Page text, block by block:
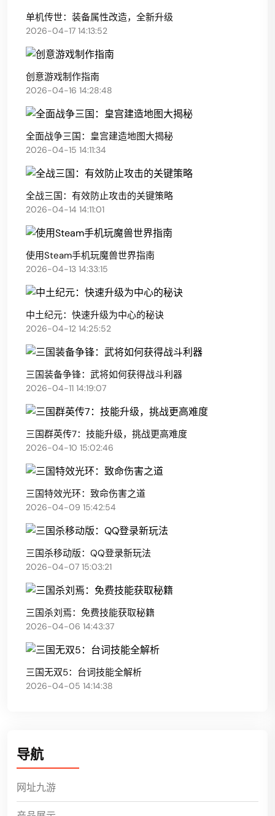
单机传世：装备属性改造，全新升级
2026-04-17 14:13:52
创意游戏制作指南
2026-04-16 14:28:48
全面战争三国：皇宫建造地图大揭秘
2026-04-15 14:11:34
全战三国：有效防止攻击的关键策略
2026-04-14 14:11:01
使用Steam手机玩魔兽世界指南
2026-04-13 14:33:15
中土纪元：快速升级为中心的秘诀
2026-04-12 14:25:52
三国装备争锋：武将如何获得战斗利器
2026-04-11 14:19:07
三国群英传7：技能升级，挑战更高难度
2026-04-10 15:02:46
三国特效光环：致命伤害之道
2026-04-09 15:42:54
三国杀移动版：QQ登录新玩法
2026-04-07 15:03:21
三国杀刘焉：免费技能获取秘籍
2026-04-06 14:43:37
三国无双5：台词技能全解析
2026-04-05 14:14:38
导航
网址九游